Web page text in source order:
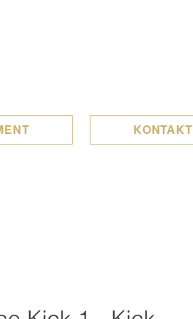
KONTAKT